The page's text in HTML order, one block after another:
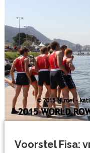
Voorstel Fisa: